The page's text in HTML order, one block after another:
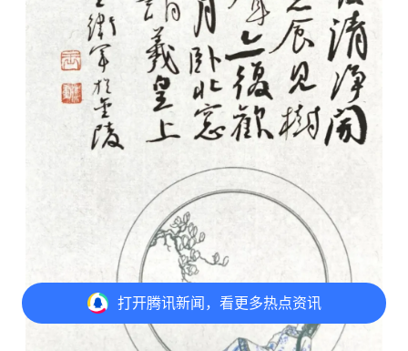
打开腾讯新闻，看更多热点资讯